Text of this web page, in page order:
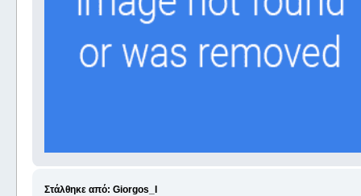
Στάλθηκε από: Giorgos_I